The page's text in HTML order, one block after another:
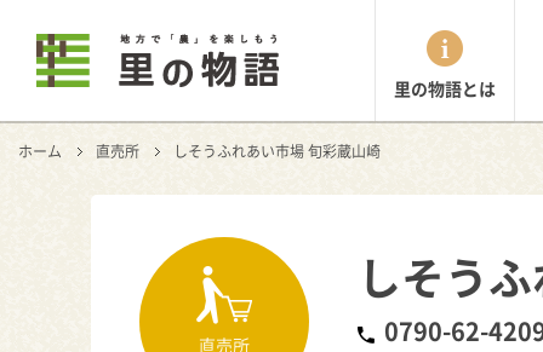
里の物語とは
ホーム 直売所 しそうふれあい市場 旬彩蔵山崎
直売所
しそう
0790-62-